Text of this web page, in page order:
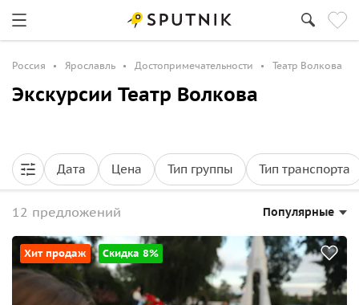
Россия Ярославль Достопримечательности Театр Волкова
Экскурсии Театр Волкова
Дата Цена Тип группы Тип транспорта
12 предложений Популярные
Хит продаж Скидка 8%